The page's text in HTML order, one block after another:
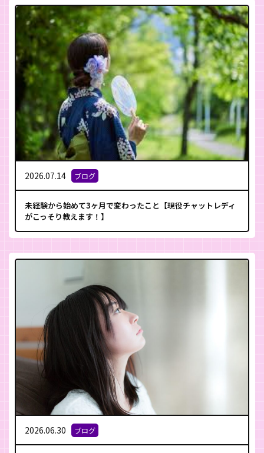
2026.07.14 ブログ
未経験から始めて3ヶ月で変わったこと【現役チャットレディ
がこっそり教えます！】
2026.06.30 ブログ